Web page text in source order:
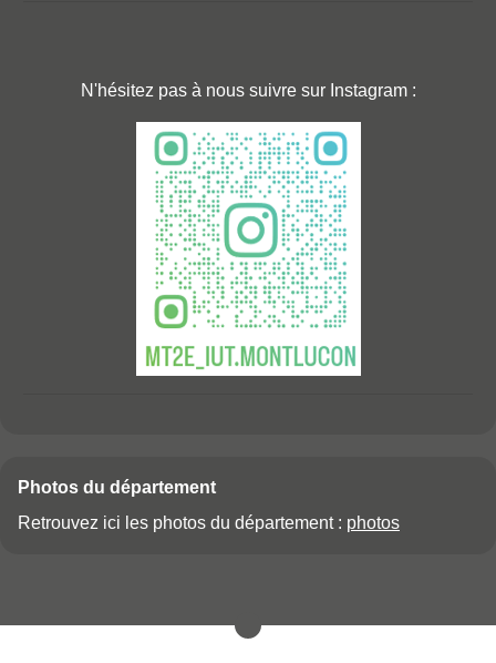
N'hésitez pas à nous suivre sur Instagram :
Photos du département
Retrouvez ici les photos du département : photos